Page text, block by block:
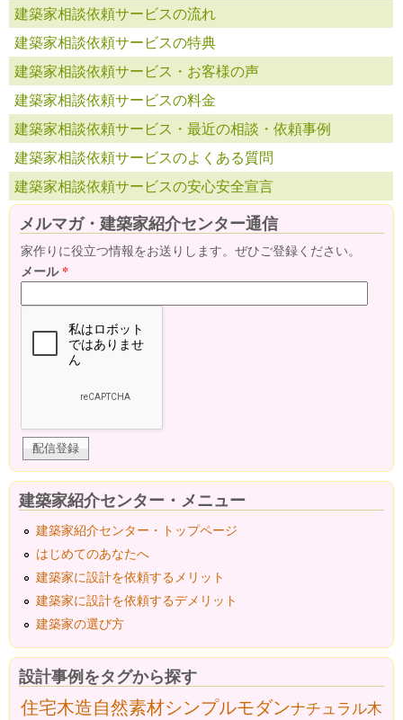
建築家相談依頼サービスの流れ
建築家相談依頼サービスの特典
建築家相談依頼サービス・お客様の声
建築家相談依頼サービスの料金
建築家相談依頼サービス・最近の相談・依頼事例
建築家相談依頼サービスのよくある質問
建築家相談依頼サービスの安心安全宣言
メルマガ・建築家紹介センター通信
家作りに役立つ情報をお送りします。ぜひご登録ください。
メール*
建築家紹介センター・メニュー
建築家紹介センター・トップページ
はじめてのあなたへ
建築家に設計を依頼するメリット
建築家に設計を依頼するデメリット
建築家の選び方
設計事例をタグから探す
住宅木造自然素材シンプルモダンナチュラル木